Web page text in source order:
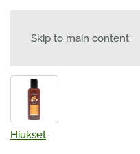
Skip to main content
Hiukset